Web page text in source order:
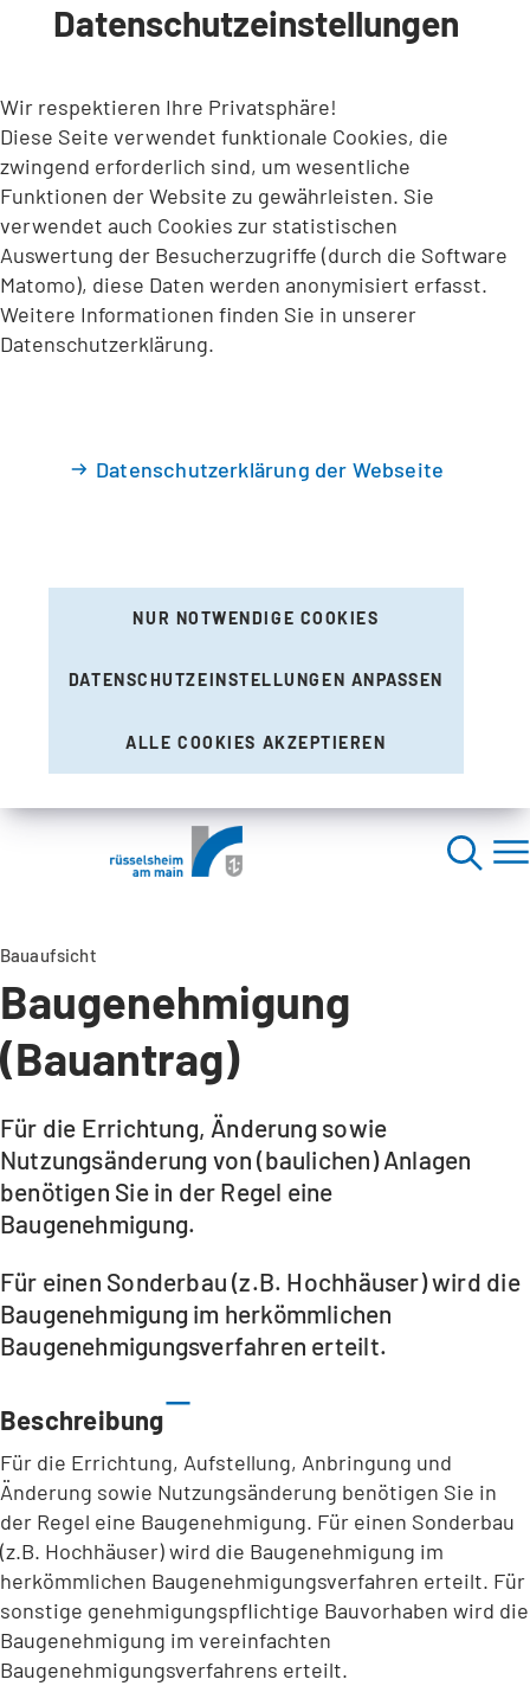
INHALT ANSPRINGEN
Datenschutzeinstellungen
Wir respektieren Ihre Privatsphäre!
Diese Seite verwendet funktionale Cookies, die
zwingend erforderlich sind, um wesentliche
Funktionen der Website zu gewährleisten. Sie
verwendet auch Cookies zur statistischen
Auswertung der Besucherzugriffe (durch die Software
Matomo), diese Daten werden anonymisiert erfasst.
Weitere Informationen finden Sie in unserer
Datenschutzerklärung.
Datenschutzerklärung der Webseite
NUR NOTWENDIGE COOKIES
DATENSCHUTZEINSTELLUNGEN ANPASSEN
ALLE COOKIES AKZEPTIEREN
Bauaufsicht
Baugenehmigung
(Bauantrag)
Für die Errichtung, Änderung sowie
Nutzungsänderung von (baulichen) Anlagen
benötigen Sie in der Regel eine
Baugenehmigung.
Für einen Sonderbau (z.B. Hochhäuser) wird die
Baugenehmigung im herkömmlichen
Baugenehmigungsverfahren erteilt.
Beschreibung
Für die Errichtung, Aufstellung, Anbringung und
Änderung sowie Nutzungsänderung benötigen Sie in
der Regel eine Baugenehmigung. Für einen Sonderbau
(z.B. Hochhäuser) wird die Baugenehmigung im
herkömmlichen Baugenehmigungsverfahren erteilt. Für
sonstige genehmigungspflichtige Bauvorhaben wird die
Baugenehmigung im vereinfachten
Baugenehmigungsverfahrens erteilt.